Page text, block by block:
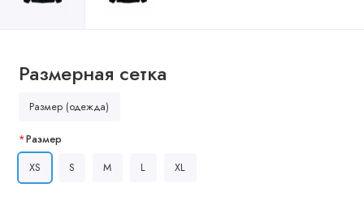
Размерная сетка
Размер (одежда)
Размер
XS
S M L XL